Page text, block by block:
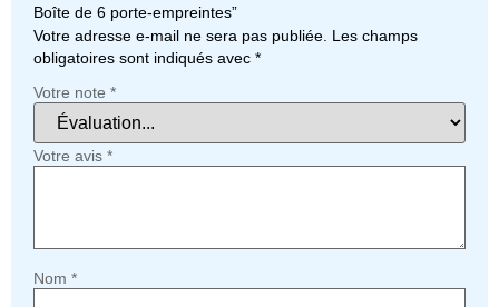
Boîte de 6 porte-empreintes”
Votre adresse e-mail ne sera pas publiée. Les champs
obligatoires sont indiqués avec *
Votre note *
Votre avis *
Nom *